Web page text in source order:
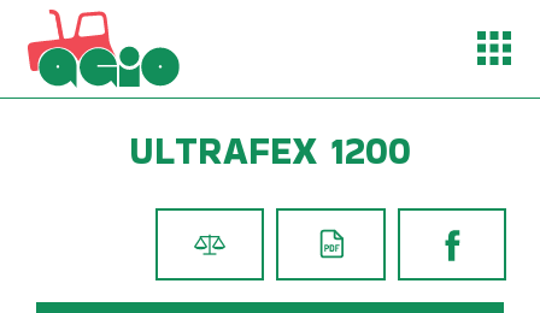
+ 36 30 226 2777
+ 36 30 226 2555
ULTRAFEX 1200